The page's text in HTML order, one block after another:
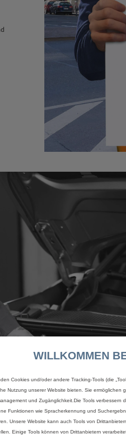
WILLKOMMEN
Cookies und/oder andere Tracking-Tools (die
Nutzung unserer Website bieten. Sie ermöglichen
und Zugänglichkeit.Die Tools verbessern
Funktionen wie Spracherkennung und
Unsere Website kann auch Tools von
Einige Tools können von Drittanbietern